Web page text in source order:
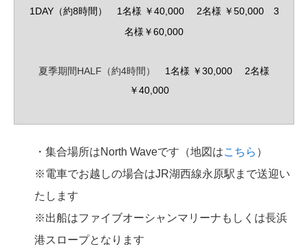
1DAY（約8時間） 1名様 ￥40,000 2名様 ￥50,000 3
名様￥60,000
夏季期間HALF（約4時間） 1名様 ￥30,000 2名様
￥40,000
・集合場所はNorth Waveです（地図はこちら ）
※電車でお越しの場合はJR湖西線永原駅まで送迎い
たします
※出船はファイブオーシャンマリーナもしくは長浜
港スロープとなります